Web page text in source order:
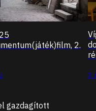
2.
3.
gazdagított